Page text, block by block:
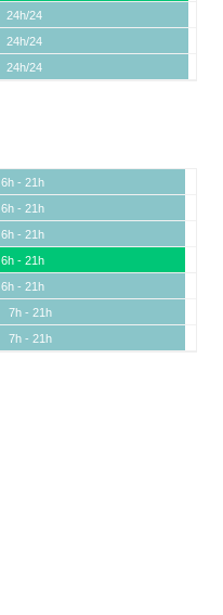
24h/24
24h/24
24h/24
6h - 21h
6h - 21h
6h - 21h
6h - 21h
6h - 21h
7h - 21h
7h - 21h